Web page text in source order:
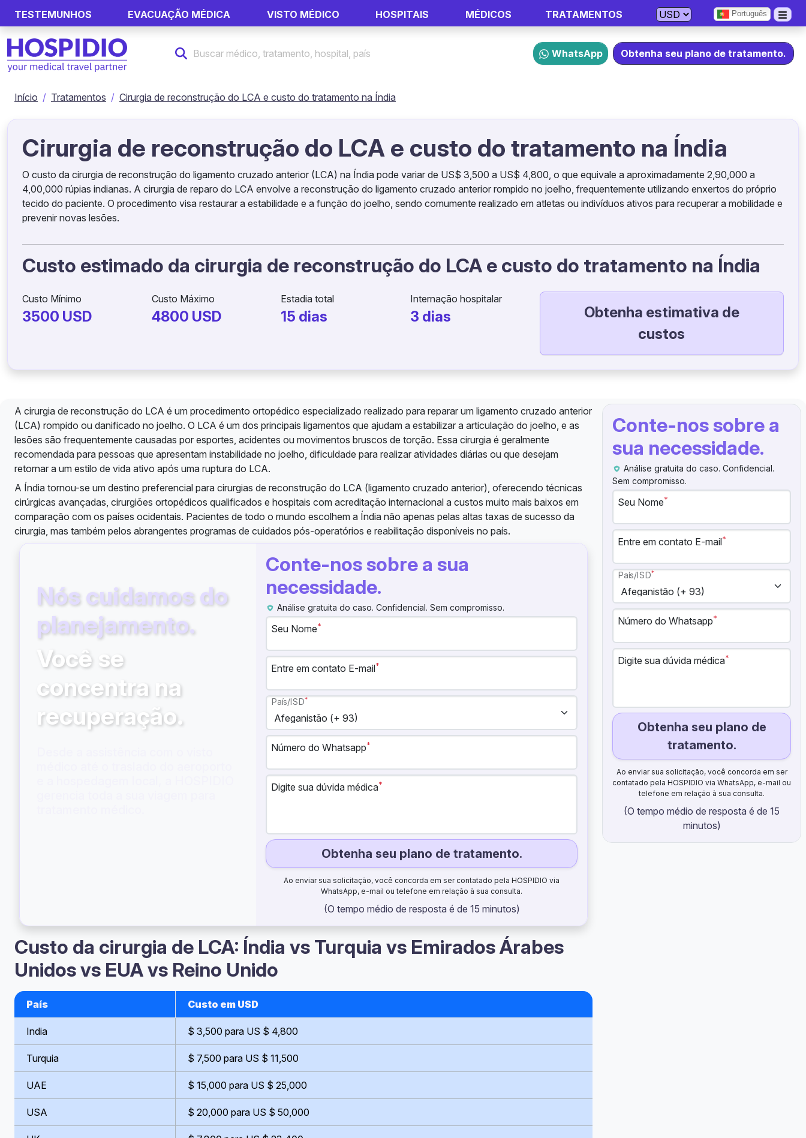
TESTEMUNHOS EVACUAÇÃO MÉDICA VISTO MÉDICO HOSPITAIS MÉDICOS TRATAMENTOS Português
WhatsApp Obtenha seu plano de tratamento.
Início Tratamentos Cirurgia de reconstrução do LCA e custo do tratamento na Índia
Cirurgia de reconstrução do LCA e custo do tratamento na Índia
O custo da cirurgia de reconstrução do ligamento cruzado anterior (LCA) na Índia pode variar de US$ 3,500 a US$ 4,800, o que equivale a aproximadamente 2,90,000 a
4,00,000 rúpias indianas. A cirurgia de reparo do LCA envolve a reconstrução do ligamento cruzado anterior rompido no joelho, frequentemente utilizando enxertos do próprio
tecido do paciente. O procedimento visa restaurar a estabilidade e a função do joelho, sendo comumente realizado em atletas ou indivíduos ativos para recuperar a mobilidade e
prevenir novas lesões.
Custo estimado da cirurgia de reconstrução do LCA e custo do tratamento na Índia
Custo Mínimo
3500 USD
Custo Máximo
4800 USD
Estadia total
15 dias
Internação hospitalar
3 dias
Obtenha estimativa de
custos
A cirurgia de reconstrução do LCA é um procedimento ortopédico especializado realizado para reparar um ligamento cruzado anterior
(LCA) rompido ou danificado no joelho. O LCA é um dos principais ligamentos que ajudam a estabilizar a articulação do joelho, e as
lesões são frequentemente causadas por esportes, acidentes ou movimentos bruscos de torção. Essa cirurgia é geralmente
recomendada para pessoas que apresentam instabilidade no joelho, dificuldade para realizar atividades diárias ou que desejam
retornar a um estilo de vida ativo após uma ruptura do LCA.
A Índia tornou-se um destino preferencial para cirurgias de reconstrução do LCA (ligamento cruzado anterior), oferecendo técnicas
cirúrgicas avançadas, cirurgiões ortopédicos qualificados e hospitais com acreditação internacional a custos muito mais baixos em
comparação com os países ocidentais. Pacientes de todo o mundo escolhem a Índia não apenas pelas altas taxas de sucesso da
cirurgia, mas também pelos abrangentes programas de cuidados pós-operatórios e reabilitação disponíveis no país.
Nós cuidamos do
planejamento.
Você se
concentra na
recuperação.
Conte-nos sobre a sua
necessidade.
Análise gratuita do caso. Confidencial. Sem compromisso.
Seu Nome*
Entre em contato E-mail*
País/ISD*
Número do Whatsapp*
Digite sua dúvida médica*
Obtenha seu plano de tratamento.
Ao enviar sua solicitação, você concorda em ser contatado pela HOSPIDIO via
WhatsApp, e-mail ou telefone em relação à sua consulta.
(O tempo médio de resposta é de 15 minutos)
Custo da cirurgia de LCA: Índia vs Turquia vs Emirados Árabes
Unidos vs EUA vs Reino Unido
País Custo em USD
India $ 3,500 para US $ 4,800
Turquia $ 7,500 para US $ 11,500
UAE $ 15,000 para US $ 25,000
USA $ 20,000 para US $ 50,000
Conte-nos sobre a
sua necessidade.
Análise gratuita do caso. Confidencial.
Sem compromisso.
Seu Nome*
Entre em contato E-mail*
País/ISD*
Número do Whatsapp*
Digite sua dúvida médica*
Obtenha seu plano de
tratamento.
Ao enviar sua solicitação, você concorda em ser
contatado pela HOSPIDIO via WhatsApp, e-mail ou
telefone em relação à sua consulta.
(O tempo médio de resposta é de 15
minutos)